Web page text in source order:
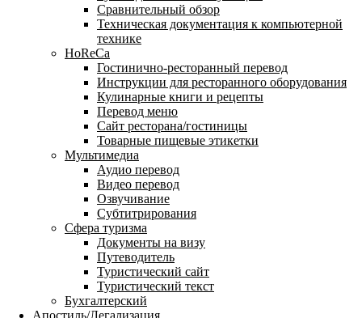
Сравнительный обзор
Техническая документация к компьютерной
технике
HoReCa
Гостинично-ресторанный перевод
Инструкции для ресторанного оборудования
Кулинарные книги и рецепты
Перевод меню
Сайт ресторана/гостиницы
Товарные пищевые этикетки
Мультимедиа
Аудио перевод
Видео перевод
Озвучивание
Субтитрирования
Сфера туризма
Документы на визу
Путеводитель
Туристический сайт
Туристический текст
Бухгалтерский
Апостиль/Легализация